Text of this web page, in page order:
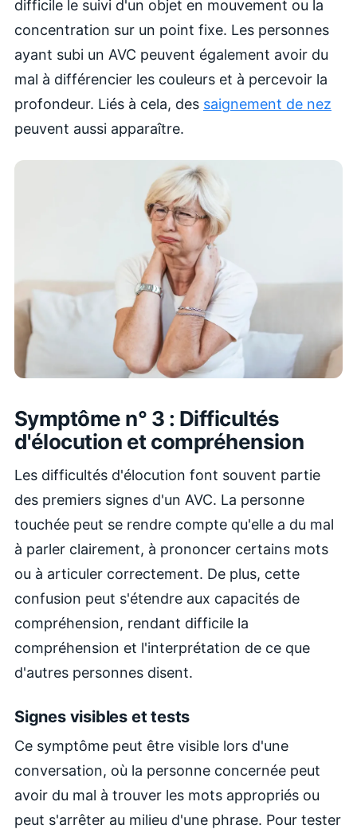
difficile le suivi d'un objet en mouvement ou la
concentration sur un point fixe. Les personnes
ayant subi un AVC peuvent également avoir du
mal à différencier les couleurs et à percevoir la
profondeur. Liés à cela, des saignement de nez
peuvent aussi apparaître.
Symptôme n° 3 : Difficultés
d'élocution et compréhension
Les difficultés d'élocution font souvent partie
des premiers signes d'un AVC. La personne
touchée peut se rendre compte qu'elle a du mal
à parler clairement, à prononcer certains mots
ou à articuler correctement. De plus, cette
confusion peut s'étendre aux capacités de
compréhension, rendant difficile la
compréhension et l'interprétation de ce que
d'autres personnes disent.
Signes visibles et tests
Ce symptôme peut être visible lors d'une
conversation, où la personne concernée peut
avoir du mal à trouver les mots appropriés ou
peut s'arrêter au milieu d'une phrase. Pour tester